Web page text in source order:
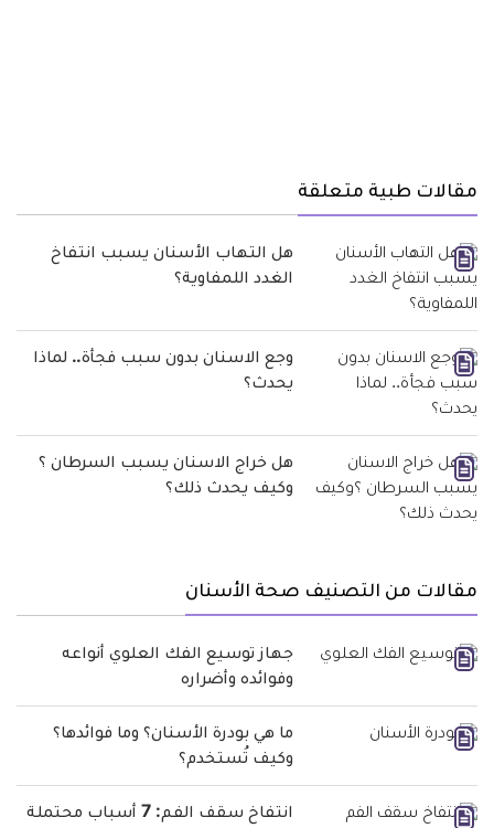
مقالات طبية متعلقة
هل التهاب الأسنان يسبب انتفاخ
الغدد اللمفاوية؟
وجع الاسنان بدون سبب فجأة.. لماذا
يحدث؟
هل خراج الاسنان يسبب السرطان ؟
وكيف يحدث ذلك؟
مقالات من التصنيف صحة الأسنان
جهاز توسيع الفك العلوي أنواعه
وفوائده وأضراره
ما هي بودرة الأسنان؟ وما فوائدها؟
وكيف تُستخدم؟
انتفاخ سقف الفم: 7 أسباب محتملة